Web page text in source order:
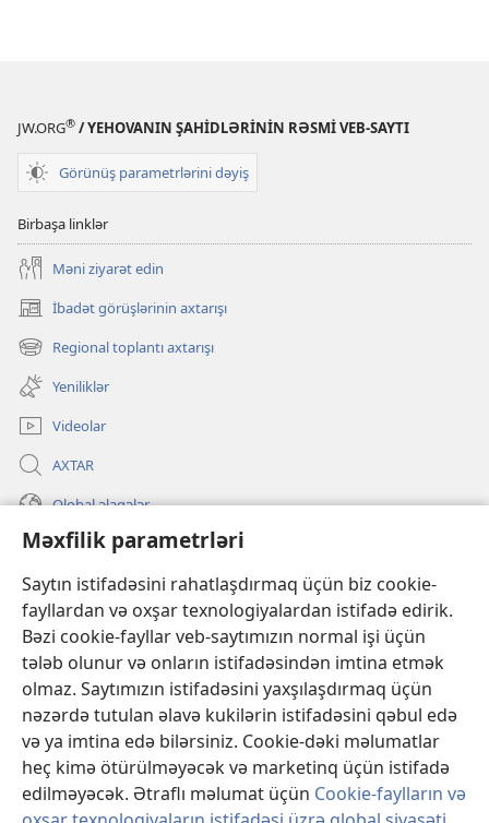
Məxfilik parametrləri
Saytın istifadəsini rahatlaşdırmaq üçün biz cookie-
fayllardan və oxşar texnologiyalardan istifadə edirik.
Bəzi cookie-fayllar veb-saytımızın normal işi üçün
tələb olunur və onların istifadəsindən imtina etmək
olmaz. Saytımızın istifadəsini yaxşılaşdırmaq üçün
nəzərdə tutulan əlavə kukilərin istifadəsini qəbul edə
və ya imtina edə bilərsiniz. Cookie-dəki məlumatlar
heç kimə ötürülməyəcək və marketinq üçün istifadə
edilməyəcək. Ətraflı məlumat üçün Cookie-faylların və
JW.ORG® / YEHOVANIN ŞAHİDLƏRİNİN RƏSMİ VEB-SAYTI
Görünüş parametrlərini dəyiş
Birbaşa linklər
Məni ziyarət edin
İbadət görüşlərinin axtarışı
(yeni
pəncərə
açılır)
Regional toplantı axtarışı
(yeni
pəncərə
açılır)
Yeniliklər
Videolar
AXTAR
Qlobal əlaqələr
KÖMƏK
(yeni
pəncərə
açılır) Gözətçi qülləsinin ONLAYN KİTABXANASI™
(yeni
pəncərə
açılır) JW Hub
(yeni
pəncərə
açılır)
«JW Library»®